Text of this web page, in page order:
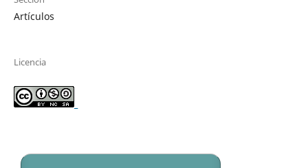
Artículos
Licencia
_